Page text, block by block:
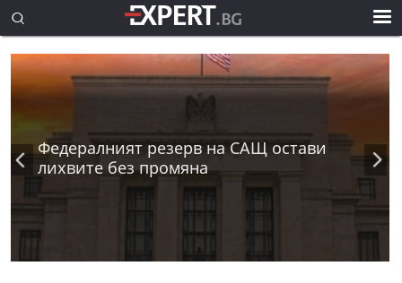
Федералният резерв на САЩ остави
лихвите без промяна